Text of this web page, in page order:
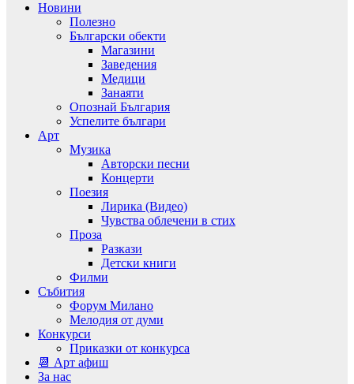
Новини
Полезно
Български обекти
Магазини
Заведения
Медици
Занаяти
Опознай България
Успелите българи
Арт
Музика
Авторски песни
Концерти
Поезия
Лирика (Видео)
Чувства облечени в стих
Проза
Разкази
Детски книги
Филми
Събития
Форум Милано
Мелодия от думи
Конкурси
Приказки от конкурса
📆 Арт афиш
За нас